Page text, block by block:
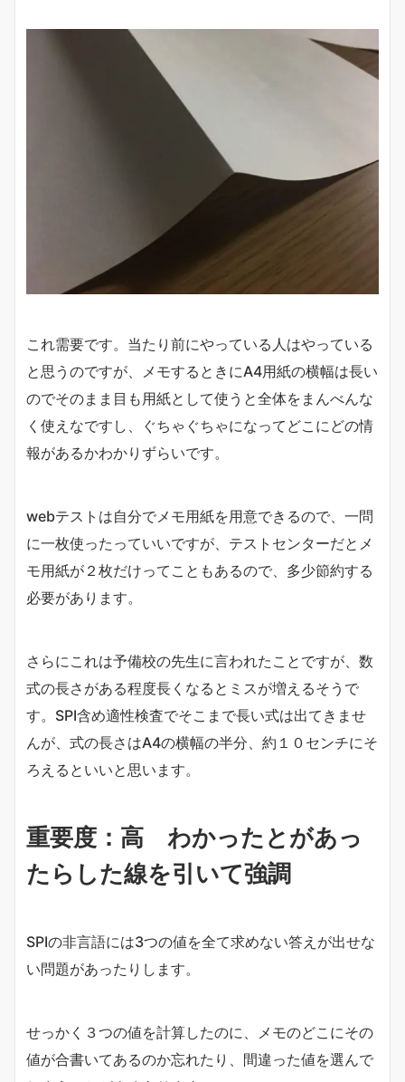
これ需要です。当たり前にやっている人はやっている
と思うのですが、メモするときにA4用紙の横幅は長い
のでそのまま目も用紙として使うと全体をまんべんな
く使えなですし、ぐちゃぐちゃになってどこにどの情
報があるかわかりずらいです。
webテストは自分でメモ用紙を用意できるので、一問
に一枚使ったっていいですが、テストセンターだとメ
モ用紙が２枚だけってこともあるので、多少節約する
必要があります。
さらにこれは予備校の先生に言われたことですが、数
式の長さがある程度長くなるとミスが増えるそうで
す。SPI含め適性検査でそこまで長い式は出てきませ
んが、式の長さはA4の横幅の半分、約１０センチにそ
ろえるといいと思います。
重要度：高 わかったとがあっ
たらした線を引いて強調
SPIの非言語には3つの値を全て求めない答えが出せな
い問題があったりします。
せっかく３つの値を計算したのに、メモのどこにその
値が合書いてあるのか忘れたり、間違った値を選んで